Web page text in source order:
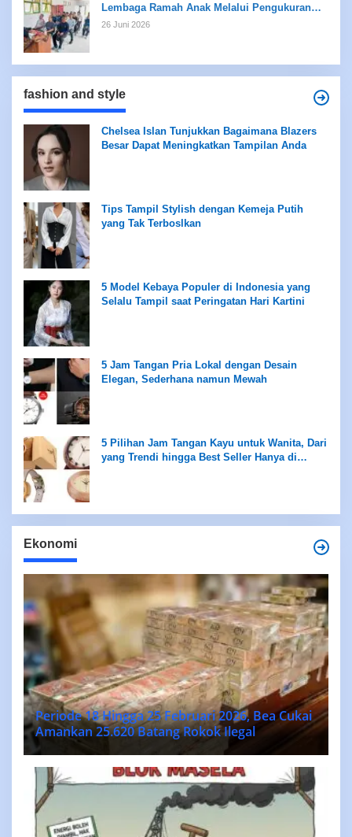
Lembaga Ramah Anak Melalui Pengukuran
Standar LPKRA
26 Juni 2026
fashion and style
Chelsea Islan Tunjukkan Bagaimana Blazers
Besar Dapat Meningkatkan Tampilan Anda
Tips Tampil Stylish dengan Kemeja Putih
yang Tak Terboslkan
5 Model Kebaya Populer di Indonesia yang
Selalu Tampil saat Peringatan Hari Kartini
5 Jam Tangan Pria Lokal dengan Desain
Elegan, Sederhana namun Mewah
5 Pilihan Jam Tangan Kayu untuk Wanita, Dari
yang Trendi hingga Best Seller Hanya di
Ekonomi
Periode 18 Hingga 25 Februari 2026, Bea Cukai
Amankan 25.620 Batang Rokok Ilegal